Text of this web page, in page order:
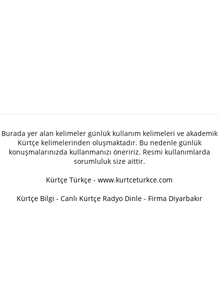
Burada yer alan kelimeler günlük kullanım kelimeleri ve akademik
Kürtçe kelimelerinden oluşmaktadır. Bu nedenle günlük
konuşmalarınızda kullanmanızı öneririz. Resmi kullanımlarda
sorumluluk size aittir.
Kürtçe Türkçe - www.kurtceturkce.com
Kürtçe Bilgi - Canlı Kürtçe Radyo Dinle - Firma Diyarbakır